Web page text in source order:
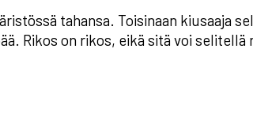
tahansa. Toisinaan kiusaaja
Rikos on rikos, eikä sitä voi selitellä